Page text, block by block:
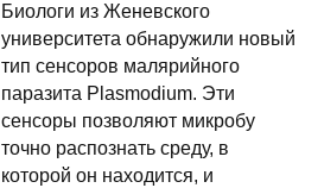
Биологи из Женевского
университета обнаружили новый
тип сенсоров малярийного
паразита Plasmodium. Эти
сенсоры позволяют микробу
точно распознать среду, в
которой он находится, и